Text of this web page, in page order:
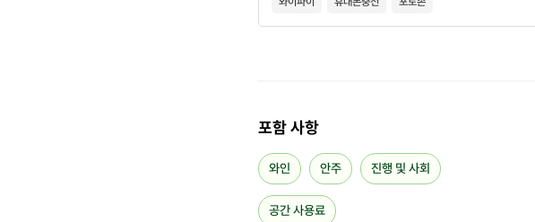
✔️ 제공사항
- 와인 🍷
- 와인과 어울리는 안주류 🍕
- 👉👈매끄러운 진행 (feat.행복한 시간) 😘
포함 사항
와인 안주 진행 및 사회
공간 사용료